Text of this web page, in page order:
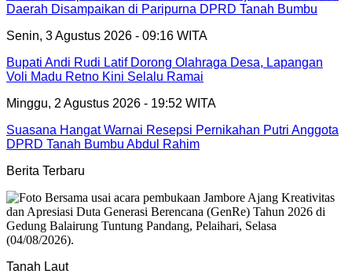
Daerah Disampaikan di Paripurna DPRD Tanah Bumbu
Senin, 3 Agustus 2026 - 09:16 WITA
Bupati Andi Rudi Latif Dorong Olahraga Desa, Lapangan
Voli Madu Retno Kini Selalu Ramai
Minggu, 2 Agustus 2026 - 19:52 WITA
Suasana Hangat Warnai Resepsi Pernikahan Putri Anggota
DPRD Tanah Bumbu Abdul Rahim
Berita Terbaru
Tanah Laut